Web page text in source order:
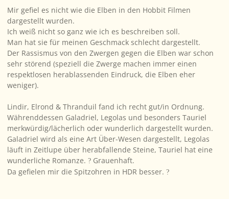
Mir gefiel es nicht wie die Elben in den Hobbit Filmen
dargestellt wurden.
Ich weiß nicht so ganz wie ich es beschreiben soll.
Man hat sie für meinen Geschmack schlecht dargestellt.
Der Rassismus von den Zwergen gegen die Elben war schon
sehr störend (speziell die Zwerge machen immer einen
respektlosen herablassenden Eindruck, die Elben eher
weniger).
Lindir, Elrond & Thranduil fand ich recht gut/in Ordnung.
Währenddessen Galadriel, Legolas und besonders Tauriel
merkwürdig/lächerlich oder wunderlich dargestellt wurden.
Galadriel wird als eine Art Über-Wesen dargestellt, Legolas
läuft in Zeitlupe über herabfallende Steine, Tauriel hat eine
wunderliche Romanze. ? Grauenhaft.
Da gefielen mir die Spitzohren in HDR besser. ?